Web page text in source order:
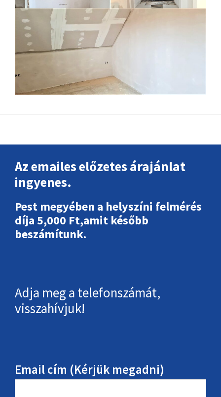
Az emailes előzetes árajánlat
ingyenes.
Pest megyében a helyszíni felmérés
díja 5,000 Ft,amit később
beszámítunk.
Adja meg a telefonszámát,
visszahívjuk!
Email cím (Kérjük megadni)